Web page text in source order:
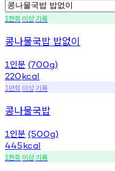
1천회 이상기록
콩나물국밥 밥없이
1 인분 (700g)
220kcal
1 만회 이상기록
콩나물국밥
1 인분 (500g)
445kcal
1천회 이상기록